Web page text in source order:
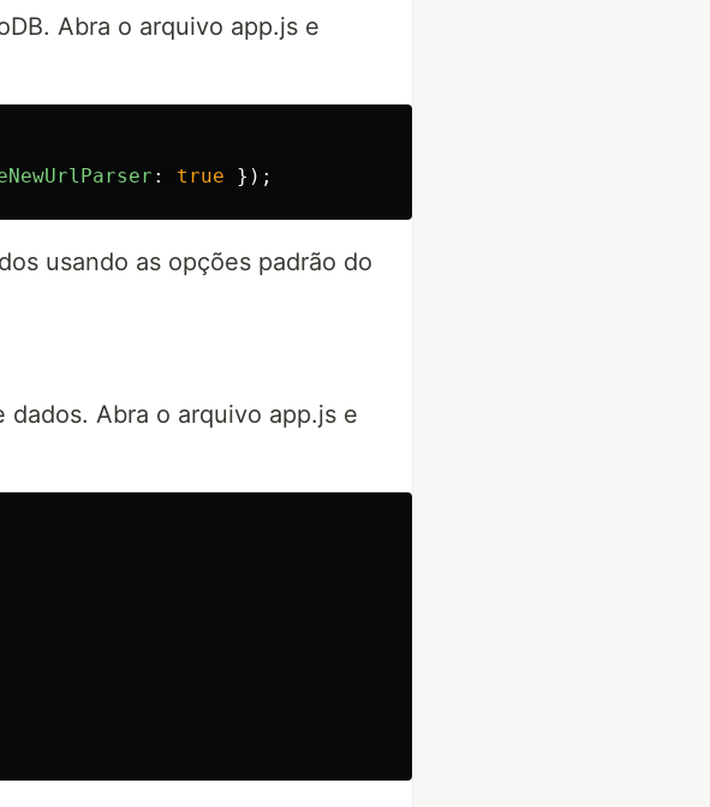
Abra o arquivo app.js e
: true });
usando as opções padrão do
Abra o arquivo app.js e